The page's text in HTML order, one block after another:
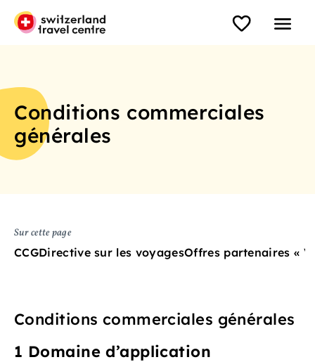
Conditions commerciales
générales
Sur cette page
CCGDirective sur les voyagesOffres partenaires «
Conditions commerciales générales
1 Domaine d’application